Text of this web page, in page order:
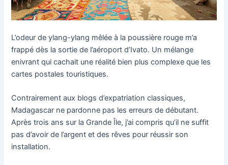
L’odeur de ylang-ylang mêlée à la poussière rouge m’a
frappé dès la sortie de l’aéroport d’Ivato. Un mélange
enivrant qui cachait une réalité bien plus complexe que les
cartes postales touristiques.
Contrairement aux blogs d’expatriation classiques,
Madagascar ne pardonne pas les erreurs de débutant.
Après trois ans sur la Grande Île, j’ai compris qu’il ne suffit
pas d’avoir de l’argent et des rêves pour réussir son
installation.